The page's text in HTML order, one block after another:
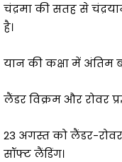
चंद्रमा की सतह से
है।
यान की कक्षा में अंतिम
लैंडर विक्रम और रोवर
23 अगस्त को लैंडर-
सॉफ्ट लैंडिंग।